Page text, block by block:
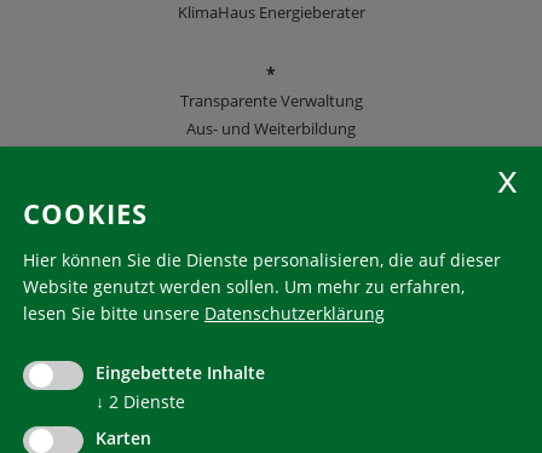
KlimaHaus Energieberater
*
Transparente Verwaltung
Aus- und Weiterbildung
KlimaHaus ist eine eingetragene Marke. Die Nutzung muss
communication@klimahausagentur.it
© 2022 Agentur für Energie Südtirol - KlimaHaus
COOKIES
Hier können Sie die Dienste personalisieren, die auf dieser
Website genutzt werden sollen. Um mehr zu erfahren,
lesen Sie bitte unsere Datenschutzerklärung
Eingebettete Inhalte
↓ 2 Dienste
Karten